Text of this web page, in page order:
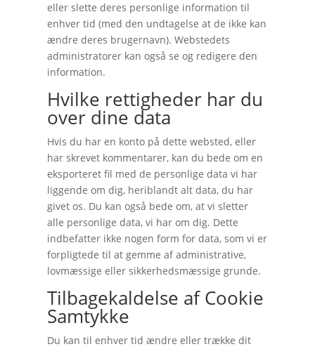
eller slette deres personlige information til
enhver tid (med den undtagelse at de ikke kan
ændre deres brugernavn). Webstedets
administratorer kan også se og redigere den
information.
Hvilke rettigheder har du
over dine data
Hvis du har en konto på dette websted, eller
har skrevet kommentarer, kan du bede om en
eksporteret fil med de personlige data vi har
liggende om dig, heriblandt alt data, du har
givet os. Du kan også bede om, at vi sletter
alle personlige data, vi har om dig. Dette
indbefatter ikke nogen form for data, som vi er
forpligtede til at gemme af administrative,
lovmæssige eller sikkerhedsmæssige grunde.
Tilbagekaldelse af Cookie
Samtykke
Du kan til enhver tid ændre eller trække dit